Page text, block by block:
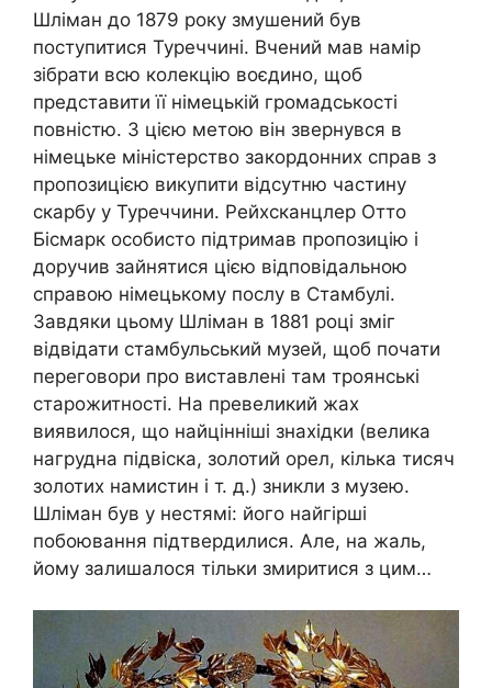
Шліман до 1879 року змушений був
поступитися Туреччині. Вчений мав намір
зібрати всю колекцію воєдино, щоб
представити її німецькій громадськості
повністю. З цією метою він звернувся в
німецьке міністерство закордонних справ з
пропозицією викупити відсутню частину
скарбу у Туреччини. Рейхсканцлер Отто
Бісмарк особисто підтримав пропозицію і
доручив зайнятися цією відповідальною
справою німецькому послу в Стамбулі.
Завдяки цьому Шліман в 1881 році зміг
відвідати стамбульський музей, щоб почати
переговори про виставлені там троянські
старожитності. На превеликий жах
виявилося, що найцінніші знахідки (велика
нагрудна підвіска, золотий орел, кілька тисяч
золотих намистин і т. д.) зникли з музею.
Шліман був у нестямі: його найгірші
побоювання підтвердилися. Але, на жаль,
йому залишалося тільки змиритися з цим…